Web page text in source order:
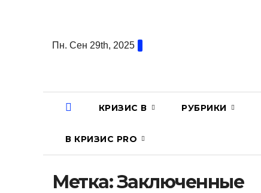
содержаниюПн. Сен 29th, 2025
КРИЗИС В РУБРИКИ
В КРИЗИС PRO
Метка:Заключенные